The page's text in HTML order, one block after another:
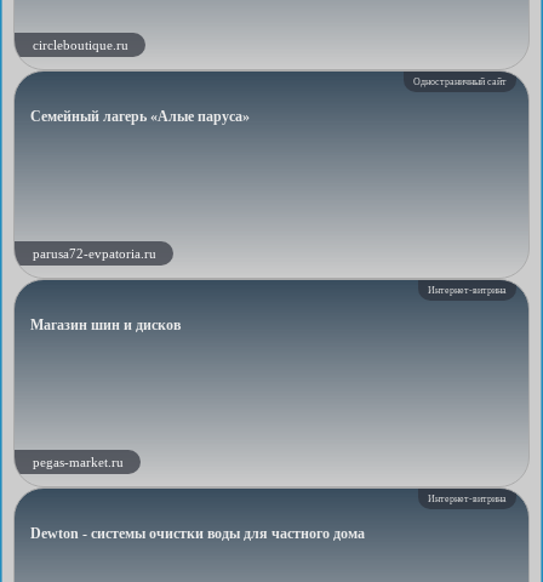
circleboutique.ru
Одностраничный сайт
Семейный лагерь «Алые паруса»
parusa72-evpatoria.ru
Интернет-витрина
Магазин шин и дисков
pegas-market.ru
Интернет-витрина
Dewton - системы очистки воды для частного дома